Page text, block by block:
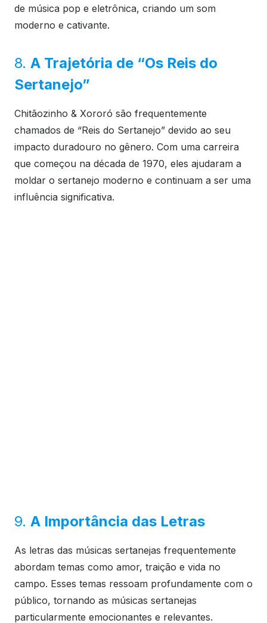
de música pop e eletrônica, criando um som
moderno e cativante.
8. A Trajetória de “Os Reis do
Sertanejo”
Chitãozinho & Xororó são frequentemente
chamados de “Reis do Sertanejo” devido ao seu
impacto duradouro no gênero. Com uma carreira
que começou na década de 1970, eles ajudaram a
moldar o sertanejo moderno e continuam a ser uma
influência significativa.
9. A Importância das Letras
As letras das músicas sertanejas frequentemente
abordam temas como amor, traição e vida no
campo. Esses temas ressoam profundamente com o
público, tornando as músicas sertanejas
particularmente emocionantes e relevantes.